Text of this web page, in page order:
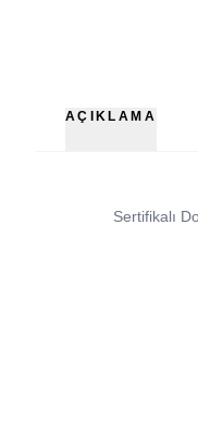
AÇIKLAMA
Sertifikalı